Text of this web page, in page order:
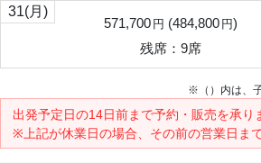
31(月)
571,700 円 (484,800 円)
残席：9席
※（）内は、
出発予定日の14日前まで予約・販売を承り
※上記が休業日の場合、その前の営業日まで